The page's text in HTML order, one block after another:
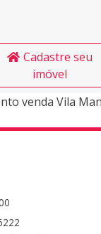
Cadastre seu
imóvel
venda Vila